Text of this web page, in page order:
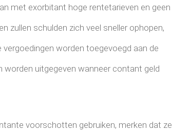
met exorbitant hoge rentetarieven en geen
zullen schulden zich veel sneller ophopen,
worden toegevoegd aan de
worden uitgegeven wanneer contant geld
voorschotten gebruiken, merken dat ze